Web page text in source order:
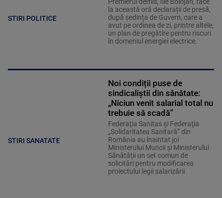
STIRI POLITICE
la această oră declarații de presă,
după ședința de Guvern, care a
avut pe ordinea de zi, printre altele,
un plan de pregătire pentru riscuri
în domeniul energiei electrice.
STIRI SANATATE
Noi condiții puse de
sindicaliștii din sănătate:
„Niciun venit salarial total nu
trebuie să scadă”
Federaţia Sanitas şi Federaţia
„Solidaritatea Sanitară” din
România au înaintat joi
Ministerului Muncii şi Ministerului
Sănătăţii un set comun de
solicitări pentru modificarea
proiectului legii salarizării.